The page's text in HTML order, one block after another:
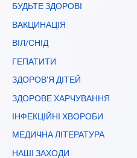
БУДЬТЕ ЗДОРОВІ
ВАКЦИНАЦІЯ
ВІЛ/СНІД
ГЕПАТИТИ
ЗДОРОВ'Я ДІТЕЙ
ЗДОРОВЕ ХАРЧУВАННЯ
ІНФЕКЦІЙНІ ХВОРОБИ
МЕДИЧНА ЛІТЕРАТУРА
НАШІ ЗАХОДИ